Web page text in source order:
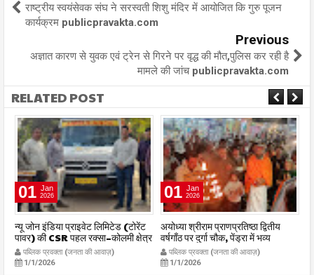
राष्ट्रीय स्वयंसेवक संघ ने सरस्वती शिशु मंदिर में आयोजित कि गुरु पूजन
कार्यक्रम publicpravakta.com
Previous
अज्ञात कारण से युवक एवं ट्रेन से गिरने पर वृद्ध की मौत,पुलिस कर रही है
मामले की जांच publicpravakta.com
RELATED POST
01 Jan
2026
न्यू जोन इंडिया प्राइवेट लिमिटेड (टोरेंट
पावर) की CSR पहल रक्सा–कोलमी क्षेत्र
में चलित अस्पताल एम्बुलेंस सेवा का
शुभारंभ publicpravakta.com
पब्लिक प्रवक्ता (जनता की आवाज़)
1/1/2026
01 Jan
2026
अयोध्या श्रीराम प्राणप्रतिष्ठा द्वितीय
वर्षगाँठ पर दुर्गा चौक, पेंड्रा में भव्य
महाआरती सम्पन्न
publicpravakta.com
पब्लिक प्रवक्ता (जनता की आवाज़)
1/1/2026